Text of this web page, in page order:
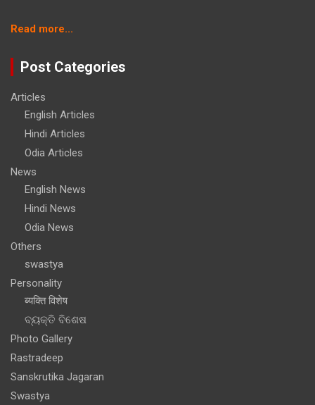
Read more...
बिछियन
सफर
25
होगा
3
Post Categories
Articles
English Articles
Hindi Articles
Odia Articles
News
English News
Hindi News
Odia News
Others
swastya
Personality
ब्यक्ति विशेष
ବ୍ୟକ୍ତି ବିଶେଷ
Photo Gallery
Rastradeep
Sanskrutika Jagaran
Swastya